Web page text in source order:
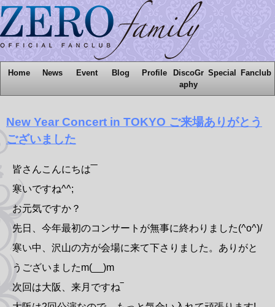
Home News Event Blog Profile
DiscoGr
aphy
Special Fanclub
New Year Concert in TOKYO ご来場ありがとう
ございました
皆さんこんにちは‾‾
寒いですね^^;
お元気ですか？
先日、今年最初のコンサートが無事に終わりました(^o^)/
寒い中、沢山の方が会場に来て下さりました。ありがと
うございましたm(__)m
次回は大阪、来月ですね‾